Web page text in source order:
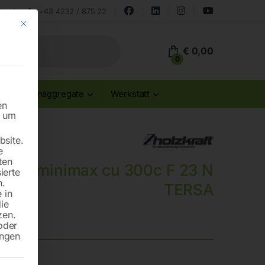
+43 4232 / 875 22
0
€ 0,00
Stromaggregate Werkstatt
minimax cu 300c F 23 N
TERSA
Mit diesem Button wird der Dialog geschlossen. Seine Funktionalität ist
in